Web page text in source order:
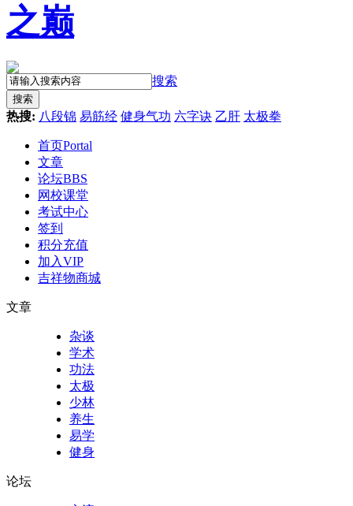
搜索
搜索
热搜: 八段锦 易筋经 健身气功 六字诀 乙肝 太极拳
首页Portal
文章
论坛BBS
网校课堂
考试中心
签到
积分充值
加入VIP
吉祥物商城
文章
杂谈
学术
功法
太极
少林
养生
易学
健身
论坛